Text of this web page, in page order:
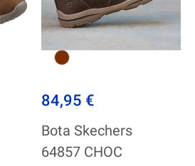
84,95 €
Bota Skechers
64857 CHOC